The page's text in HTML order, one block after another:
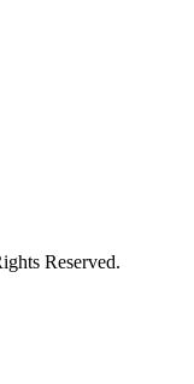
Reserved.